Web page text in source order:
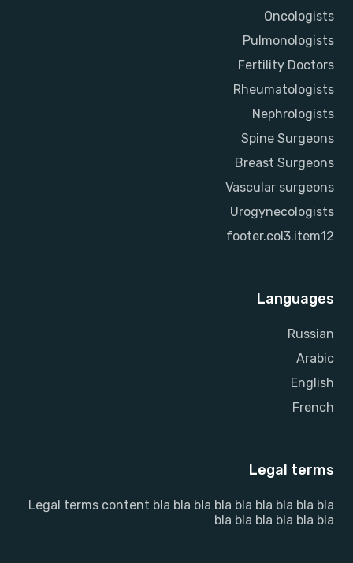
Oncologists
Pulmonologists
Fertility Doctors
Rheumatologists
Nephrologists
Spine Surgeons
Breast Surgeons
Vascular surgeons
Urogynecologists
footer.col3.item12
Languages
Russian
Arabic
English
French
Legal terms
Legal terms content bla bla bla bla bla bla bla bla bla
bla bla bla bla bla bla